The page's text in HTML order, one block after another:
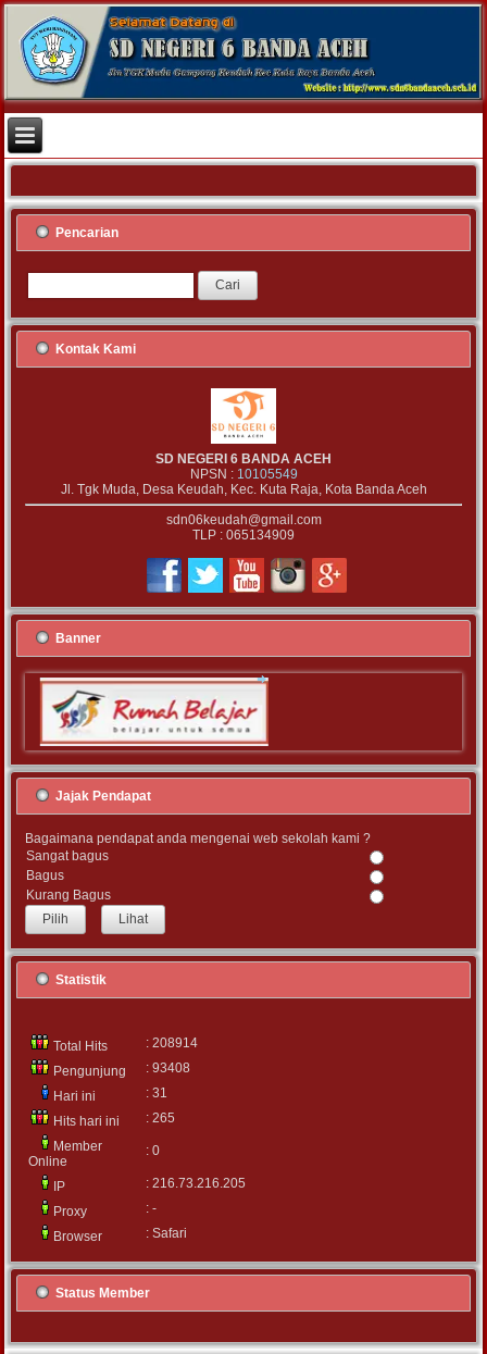
Pencarian
Kontak Kami
SD NEGERI 6 BANDA ACEH
NPSN : 10105549
Jl. Tgk Muda, Desa Keudah, Kec. Kuta Raja, Kota Banda Aceh
sdn06keudah@gmail.com
TLP : 065134909
Banner
Jajak Pendapat
Bagaimana pendapat anda mengenai web sekolah kami ?
Sangat bagus
Bagus
Kurang Bagus
Lihat
Statistik
Total Hits
: 208914
Pengunjung
: 93408
Hari ini
: 31
Hits hari ini
: 265
Member
Online
: 0
IP
: 216.73.216.205
Proxy
: -
Browser
: Safari
Status Member